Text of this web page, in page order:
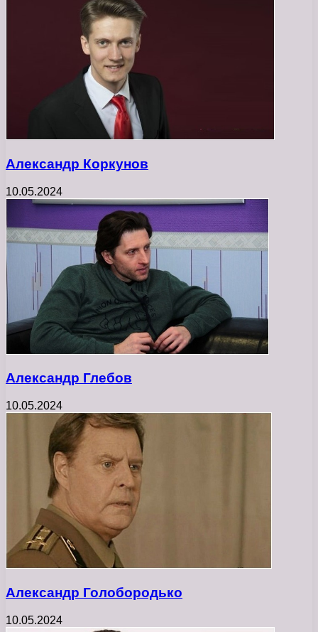
Александр Коркунов
10.05.2024
Александр Глебов
10.05.2024
Александр Голобородько
10.05.2024